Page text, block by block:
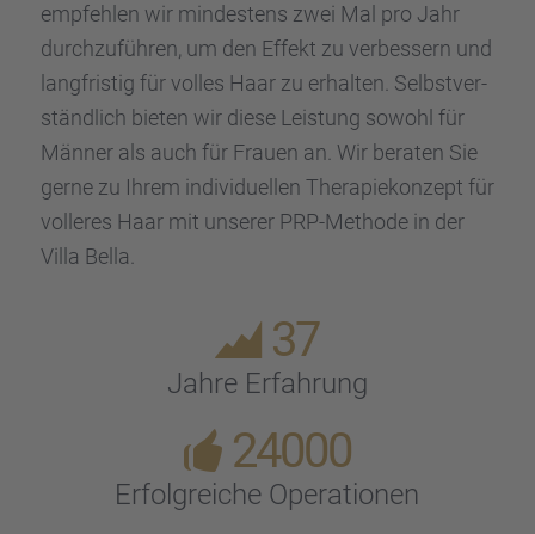
empfeh­len wir mindes­tens zwei Mal pro Jahr
durch­zu­füh­ren, um den Effekt zu verbes­sern und
langfris­tig für volles Haar zu erhal­ten. Selbst­ver­
ständ­lich bieten wir diese Leistung sowohl für
Männer als auch für Frauen an. Wir beraten Sie
gerne zu Ihrem indivi­du­el­len Thera­pie­kon­zept für
volle­res Haar mit unserer PRP-Methode in der
Villa Bella.
37
Jahre Erfah­rung
24000
Erfolg­rei­che Opera­tio­nen